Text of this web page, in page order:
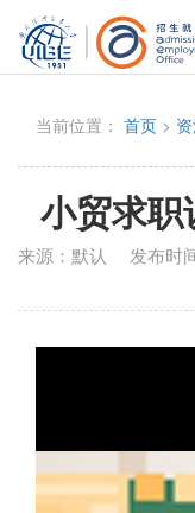
当前位置： 首页 >
小贸求
来源： 默认 发布时